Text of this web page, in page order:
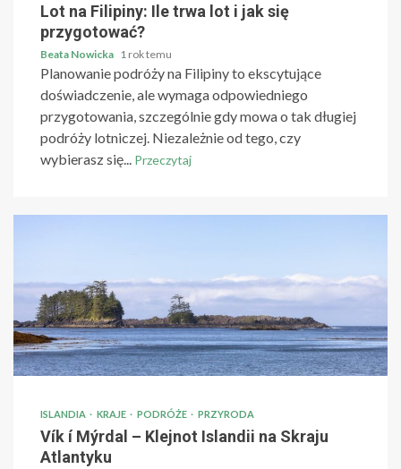
Lot na Filipiny: Ile trwa lot i jak się
przygotować?
Beata Nowicka 1 rok temu
Planowanie podróży na Filipiny to ekscytujące
doświadczenie, ale wymaga odpowiedniego
przygotowania, szczególnie gdy mowa o tak długiej
podróży lotniczej. Niezależnie od tego, czy
wybierasz się...
Przeczytaj
ISLANDIA KRAJE PODRÓŻE PRZYRODA
Vík í Mýrdal – Klejnot Islandii na Skraju
Atlantyku